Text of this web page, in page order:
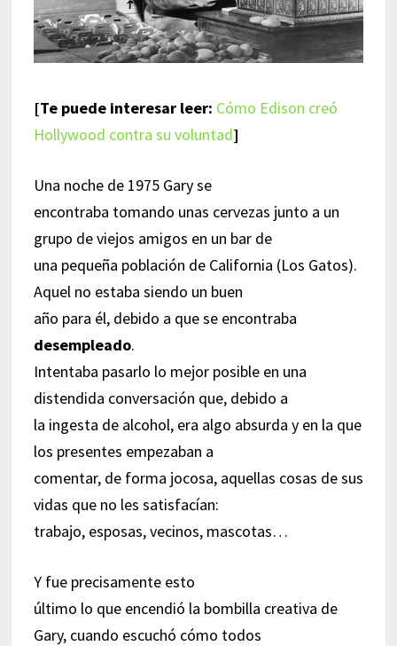
[Te puede interesar leer: Cómo Edison creó
Hollywood contra su voluntad]
Una noche de 1975 Gary se
encontraba tomando unas cervezas junto a un
grupo de viejos amigos en un bar de
una pequeña población de California (Los Gatos).
Aquel no estaba siendo un buen
año para él, debido a que se encontraba
desempleado.
Intentaba pasarlo lo mejor posible en una
distendida conversación que, debido a
la ingesta de alcohol, era algo absurda y en la que
los presentes empezaban a
comentar, de forma jocosa, aquellas cosas de sus
vidas que no les satisfacían:
trabajo, esposas, vecinos, mascotas…
Y fue precisamente esto
último lo que encendió la bombilla creativa de
Gary, cuando escuchó cómo todos